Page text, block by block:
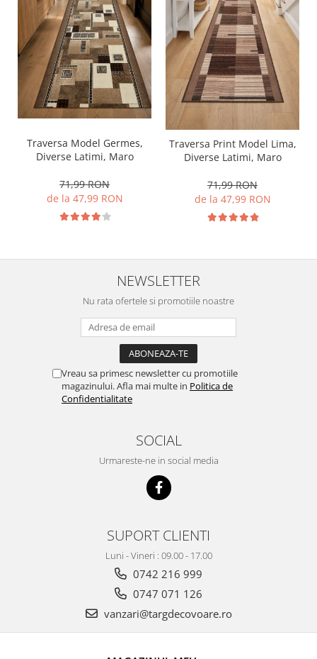
Traversa Model Germes,
Diverse Latimi, Maro
71,99 RON
de la 47,99 RON
Traversa Print Model Lima,
Diverse Latimi, Maro
71,99 RON
de la 47,99 RON
NEWSLETTER
Nu rata ofertele si promotiile noastre
Vreau sa primesc newsletter cu promotiile
magazinului. Afla mai multe in Politica de
Confidentialitate
SOCIAL
Urmareste-ne in social media
SUPORT CLIENTI
Luni - Vineri : 09.00 - 17.00
0742 216 999
0747 071 126
vanzari@targdecovoare.ro